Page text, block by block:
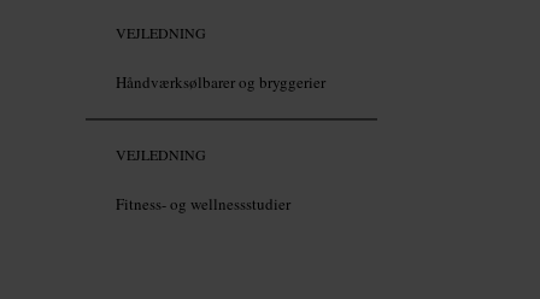
VEJLEDNING
Håndværksølbarer og bryggerier
VEJLEDNING
Fitness- og wellnessstudier